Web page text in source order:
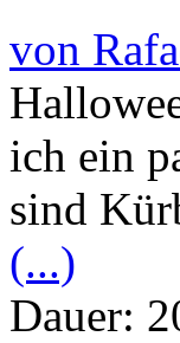
von
ich ein
sind
(...)
Dauer: